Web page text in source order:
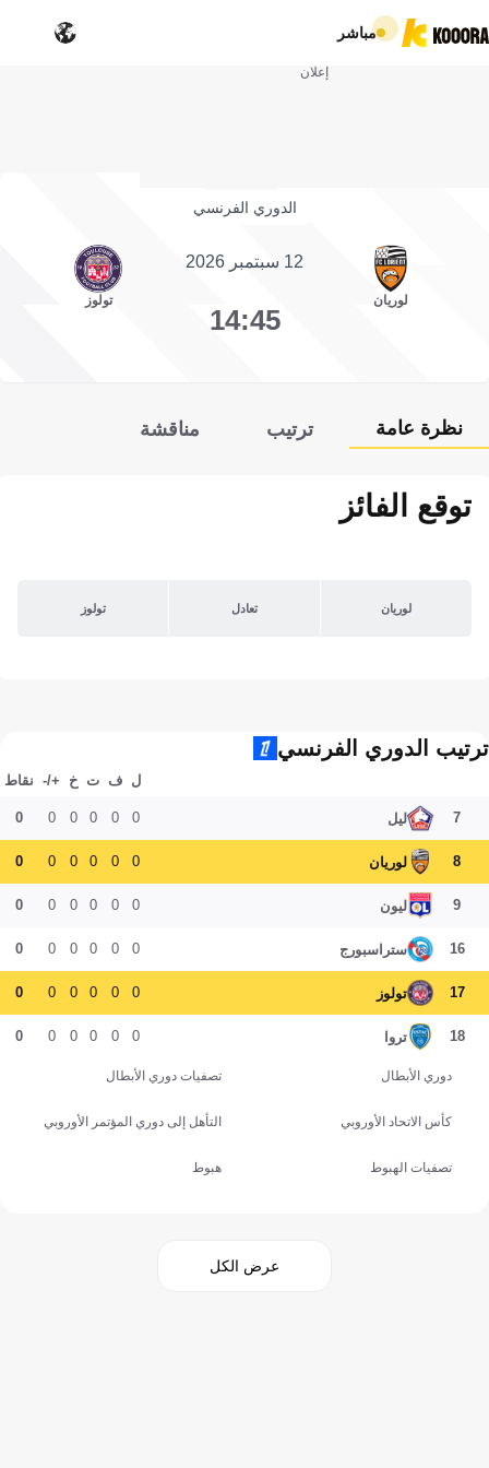
مباشر
إعلان
الدوري الفرنسي
لوريان
12 سبتمبر 2026
14:45
تولوز
نظرة عامة ترتيب مناقشة
توقع الفائز
لوريان تعادل تولوز
ترتيب الدوري الفرنسي
ل ف ت خ +/- نقاط
7 ليل 0
0
0
0
0
0
8 لوريان 0
0
0
0
0
0
9 ليون 0
0
0
0
0
0
16 ستراسبورج 0
0
0
0
0
0
17 تولوز 0
0
0
0
0
0
18 تروا 0
0
0
0
0
0
دوري الأبطال تصفيات دوري الأبطال
كأس الاتحاد الأوروبي التأهل إلى دوري المؤتمر الأوروبي
تصفيات الهبوط هبوط
عرض الكل